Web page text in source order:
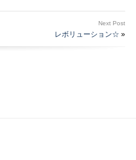
Next Post
レボリューション☆ »